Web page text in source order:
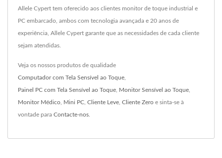
Allele Cypert tem oferecido aos clientes monitor de toque industrial e
PC embarcado, ambos com tecnologia avançada e 20 anos de
experiência, Allele Cypert garante que as necessidades de cada cliente
sejam atendidas.
Veja os nossos produtos de qualidade
Computador com Tela Sensível ao Toque
Painel PC com Tela Sensível ao Toque Monitor Sensível ao Toque
Monitor Médico Mini PC Cliente Leve Cliente Zero e sinta-se à
vontade para Contacte-nos